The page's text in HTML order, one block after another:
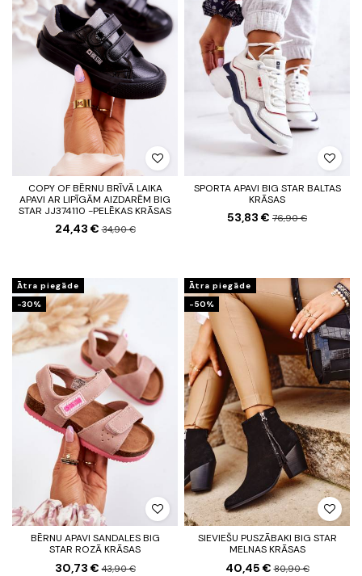
COPY OF BĒRNU BRĪVĀ LAIKA
APAVI AR LIPĪGĀM AIZDARĒM BIG
STAR JJ374110 -PELĒKAS KRĀSAS
24,43 €34,90 €
SPORTA APAVI BIG STAR BALTAS
KRĀSAS
53,83 € 76,90 €
Ātra piegāde
-30%
BĒRNU APAVI SANDALES BIG
STAR ROZĀ KRĀSAS
30,73 €43,90 €
Ātra piegāde
-50%
SIEVIEŠU PUSZĀBAKI BIG STAR
MELNAS KRĀSAS
40,45 €80,90 €